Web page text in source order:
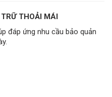
THOẢI MÁI
đáp ứng nhu cầu bảo quản